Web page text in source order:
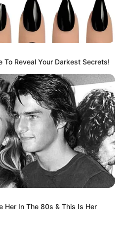
LOCALIDAD DE USAQUÉN
DESAPARECIDOS
DE ENGATIVÁ
To Reveal Your Darkest Secrets!
Her In The 80s & This Is Her